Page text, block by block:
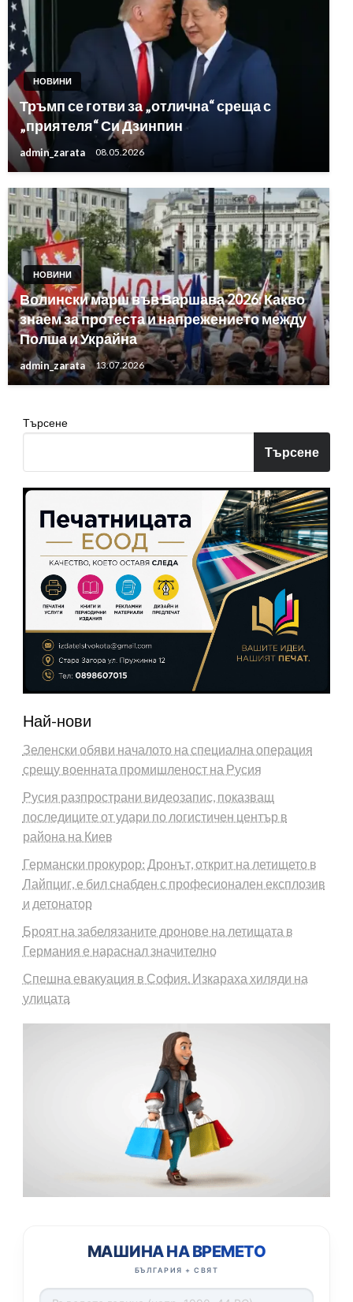
НОВИНИ
Тръмп се готви за „отлична“ среща с
„приятеля“ Си Дзинпин
admin_zarata 08.05.2026
НОВИНИ
Волински марш във Варшава 2026: Какво
знаем за протеста и напрежението между
Полша и Украйна
admin_zarata 13.07.2026
Търсене
Търсене
Най-нови
Зеленски обяви началото на специална операция
срещу военната промишленост на Русия
Русия разпространи видеозапис, показващ
последиците от удари по логистичен център в
района на Киев
Германски прокурор: Дронът, открит на летището в
Лайпциг, е бил снабден с професионален експлозив
и детонатор
Броят на забелязаните дронове на летищата в
Германия е нараснал значително
Спешна евакуация в София. Изкараха хиляди на
улицата
МАШИНА НА ВРЕМЕТО
БЪЛГАРИЯ + СВЯТ